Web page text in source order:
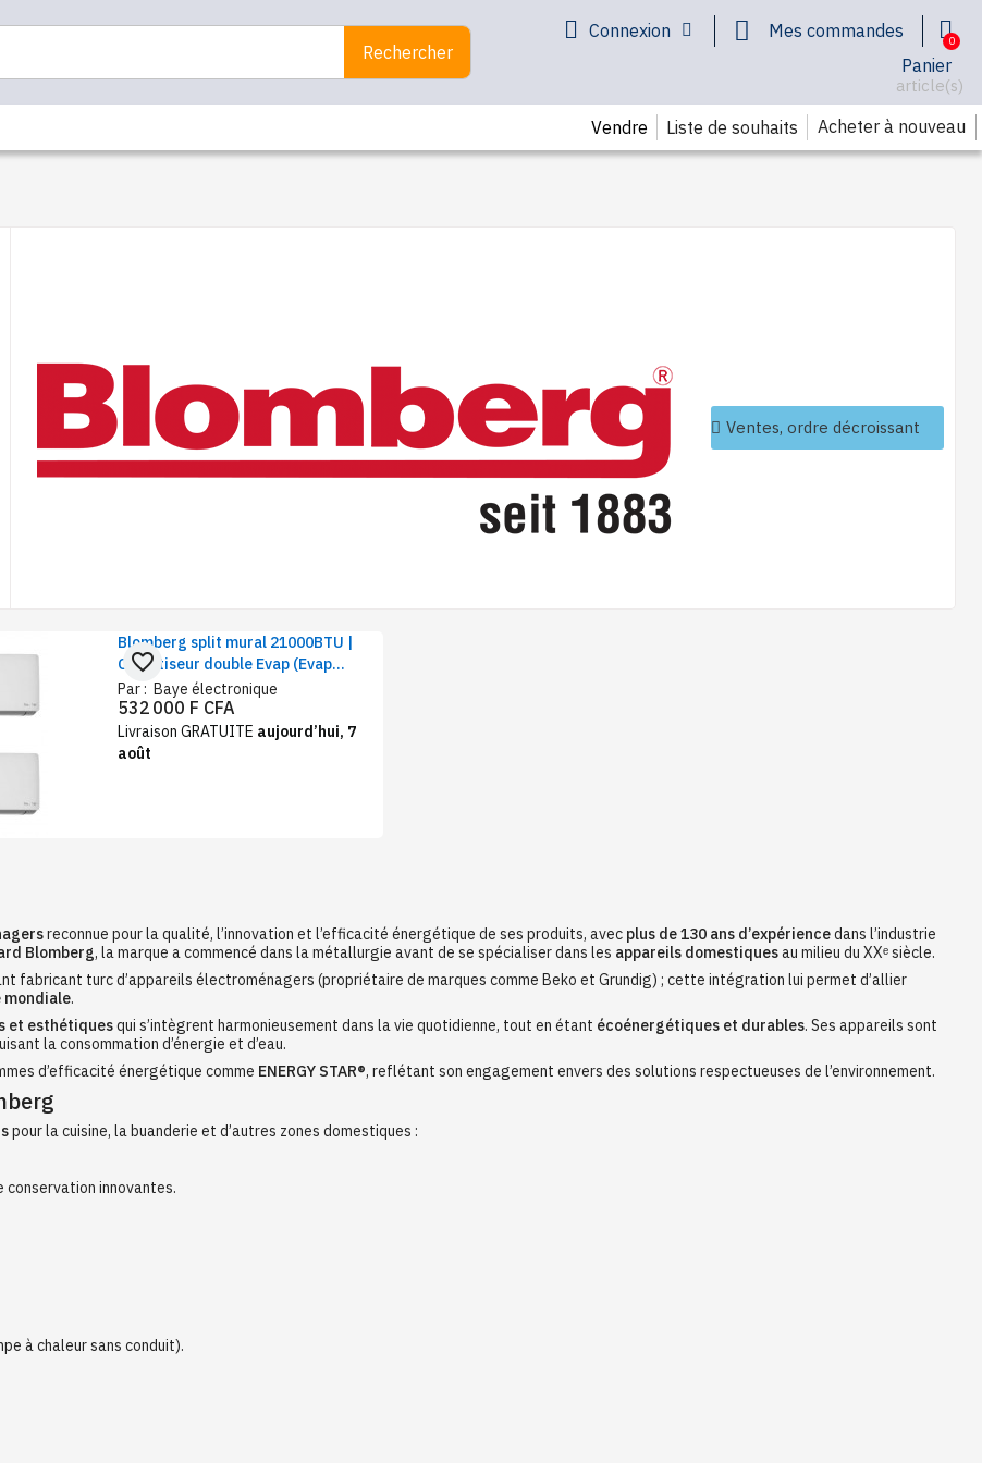
Rechercher
Connexion
Mes commandes
Panier
article(s)
Vendre Liste de souhaits Acheter à nouveau
Blomberg split mural 21000BTU |
Climatiseur double Evap (Evap
12000BTU+Evap 9000BTU )
Par : Baye électronique
favorite_border
532 000 F CFA
Livraison GRATUITE aujourd’hui, 7
août
reconnue pour la qualité, l’innovation et l’efficacité énergétique de ses produits, avec plus de 130 ans d’expériencedans l’industrie
Blomberg, la marque a commencé dans la métallurgie avant de se spécialiser dans les appareils domestiquesau milieu du XXᵉ siècle.
fabricant turc d’appareils électroménagers (propriétaire de marques comme Beko et Grundig) ; cette intégration lui permet d’allier
.
et esthétiquesqui s’intègrent harmonieusement dans la vie quotidienne, tout en étant écoénergétiques et durables. Ses appareils sont
la consommation d’énergie et d’eau.
d’efficacité énergétique comme ENERGY STAR®, reflétant son engagement envers des solutions respectueuses de l’environnement.
pour la cuisine, la buanderie et d’autres zones domestiques :
conservation innovantes.
à chaleur sans conduit).